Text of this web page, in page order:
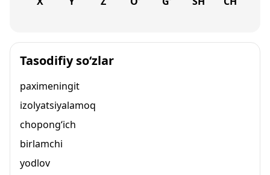
Tasodifiy so‘zlar
paximeningit
izolyatsiyalamoq
chopong‘ich
birlamchi
yodlov